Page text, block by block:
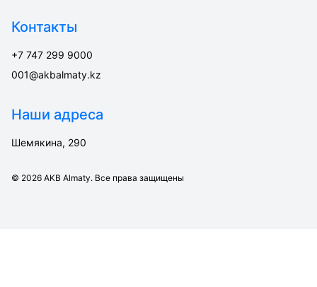
Контакты
+7 747 299 9000
001@akbalmaty.kz
Наши адреса
Шемякина, 290
© 2026 AKB Almaty. Все права защищены